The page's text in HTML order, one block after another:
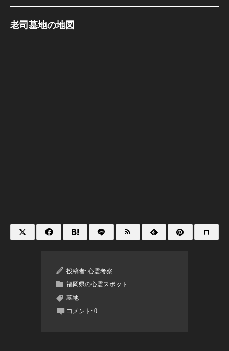
老司墓地の地図
投稿者: 心霊考察
福岡県の心霊スポット
墓地
コメント: 0